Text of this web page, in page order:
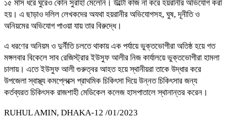
১৫ মাস ধরে ঘুরেও কোন সুরাহা মেলেনি। উল্টো কাজ না করে হয়রানীর অভিযোগ করা
হয়। এ ছাড়াও দলিল লেখকদের অযথা হয়রানীর অভিযোগসহ, ঘুষ, দূনীতি ও
অনিয়মের অভিযোগ পাওয়া যায় তার বিরুদ্ধে।
এ ধরণের অনিয়ম ও দুর্নীতি চলতে থাকায় এক পর্যায়ে ভুক্তভোগীরা অতিষ্ঠ হয়ে গত
মঙ্গলবার বিকেলে সাব রেজিস্ট্রার ইউসুফ আলীর নিজ কার্যালয়ে ভুক্তভোগীরা হামলা
চালায়। এতে ইউসুফ আলী গুরুত্বর আহত হয়ে স্থানীয়রা তাকে উদ্ধার করে
উপজেলা স্বাস্থ্য কমপ্লেক্সে প্রাথমিক চিকিৎসা দিয়ে উন্নত চিকিৎসার জন্য
কর্তব্যরত চিকিৎসক রাজশাহী মেডিকেল কলেজ হাসপাতালে স্থানান্তর করেন।
RUHUL AMIN, DHAKA-12 /01/2023